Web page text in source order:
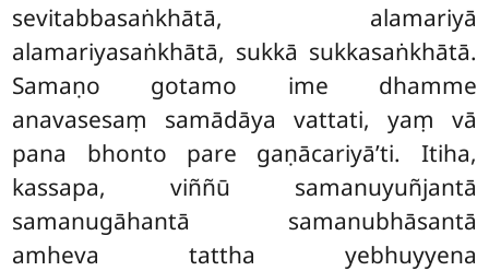
sevitabbasaṅkhātā, alamariyā
alamariyasaṅkhātā, sukkā sukkasaṅkhātā.
Samaṇo gotamo ime dhamme
anavasesaṃ samādāya vattati, yaṃ vā
pana bhonto pare gaṇācariyā’ti. Itiha,
kassapa, viññū samanuyuñjantā
samanugāhantā samanubhāsantā
amheva tattha yebhuyyena